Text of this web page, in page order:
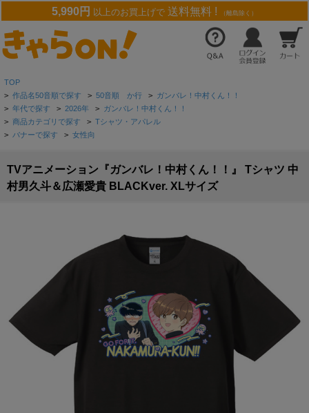
5,990円 以上のお買上げで 送料無料 ! （離島除く）
TOP
> 作品名50音順で探す > 50音順 か行 > ガンバレ！中村くん！！
> 年代で探す > 2026年 > ガンバレ！中村くん！！
> 商品カテゴリで探す > Tシャツ・アパレル
> バナーで探す > 女性向
TVアニメーション『ガンバレ！中村くん！！』 Tシャツ 中
村男久斗＆広瀬愛貴 BLACKver. XLサイズ